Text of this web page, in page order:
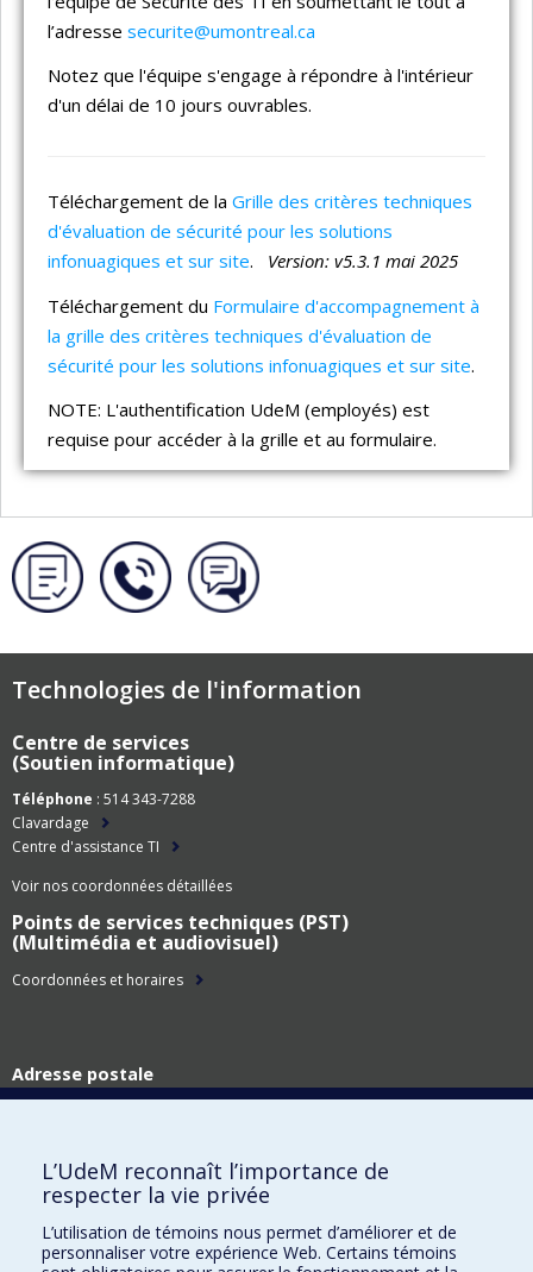
l’adresse securite@umontreal.ca
Notez que l'équipe s'engage à répondre à l'intérieur
d'un délai de 10 jours ouvrables.
Téléchargement de la Grille des critères techniques
d'évaluation de sécurité pour les solutions
infonuagiques et sur site. Version: v5.3.1 mai 2025
Téléchargement du Formulaire d'accompagnement à
la grille des critères techniques d'évaluation de
sécurité pour les solutions infonuagiques et sur site.
NOTE: L'authentification UdeM (employés) est
requise pour accéder à la grille et au formulaire.
Technologies de l'information
Centre de services
(Soutien informatique)
Téléphone : 514 343-7288
Clavardage
Centre d'assistance TI
Voir nos coordonnées détaillées
Points de services techniques (PST)
(Multimédia et audiovisuel)
Coordonnées et horaires
Adresse postale
Technologies de l'information
Montréal (Québec)
H3C 3J7
Adresse civique
Technologies de l'information
L’UdeM reconnaît l’importance de
respecter la vie privée
L’utilisation de témoins nous permet d’améliorer et de
personnaliser votre expérience Web. Certains témoins